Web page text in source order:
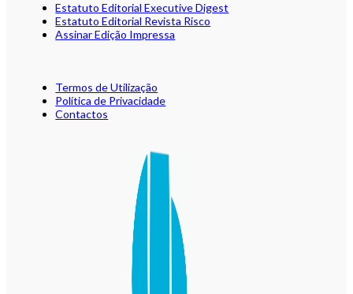
Estatuto Editorial Executive Digest
Estatuto Editorial Revista Risco
Assinar Edição Impressa
Termos de Utilização
Política de Privacidade
Contactos